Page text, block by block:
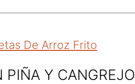
De Arroz Frito
PIÑA Y CANGREJO